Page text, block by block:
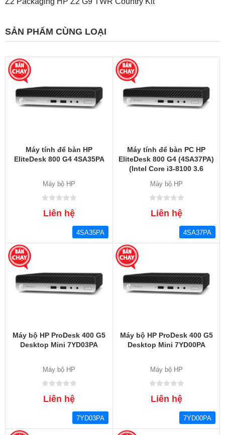
SẢN PHẨM CÙNG LOẠI
Máy tính để bàn HP
EliteDesk 800 G4 4SA35PA
Máy bộ HP
Liên hệ
4SA35PA
Máy tính để bàn PC HP
EliteDesk 800 G4 (4SA37PA)
(Intel Core i3-8100 3.6
UHD Graphics 630/Free
DOS)
Máy bộ HP
Liên hệ
4SA37PA
Máy bộ HP ProDesk 400 G5
Desktop Mini 7YD03PA
Máy bộ HP
Liên hệ
7YD03PA
Máy bộ HP ProDesk 400 G5
Desktop Mini 7YD00PA
Máy bộ HP
Liên hệ
7YD00PA